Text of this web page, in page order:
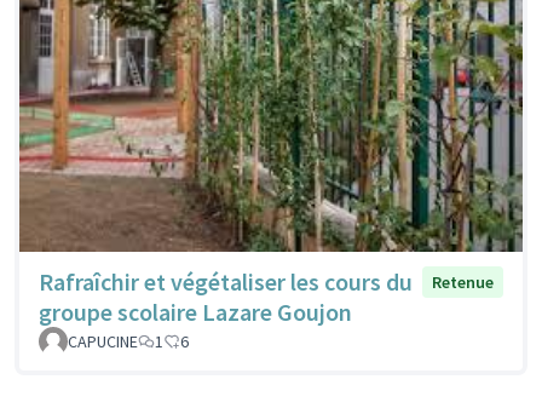
Rafraîchir et végétaliser les cours du
groupe scolaire Lazare Goujon
Retenue
CAPUCINE 1 6